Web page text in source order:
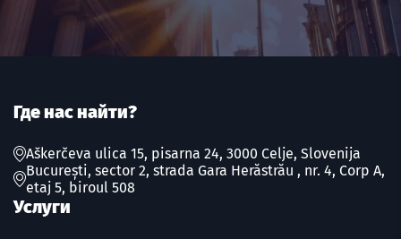
Где нас найти?
Aškerčeva ulica 15, pisarna 24, 3000 Celje, Slovenija
București, sector 2, strada Gara Herăstrău , nr. 4, Corp A,
etaj 5, biroul 508
Услуги